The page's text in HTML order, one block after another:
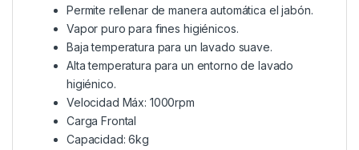
Permite rellenar de manera automática el jabón.
Vapor puro para fines higiénicos.
Baja temperatura para un lavado suave.
Alta temperatura para un entorno de lavado
higiénico.
Velocidad Máx: 1000rpm
Carga Frontal
Capacidad: 6kg